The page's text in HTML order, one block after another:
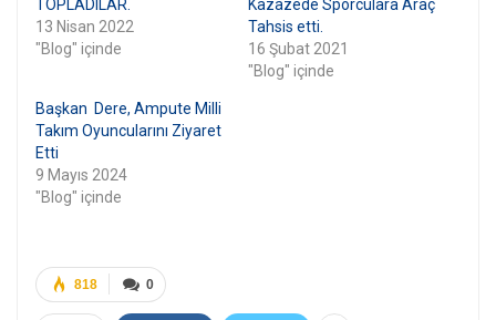
TOPLADILAR.
13 Nisan 2022
"Blog" içinde
Kazazede Sporculara Araç
Tahsis etti.
16 Şubat 2021
"Blog" içinde
Başkan Dere, Ampute Milli
Takım Oyuncularını Ziyaret
Etti
9 Mayıs 2024
"Blog" içinde
0
818